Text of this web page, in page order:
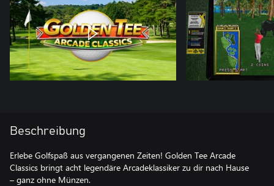
Beschreibung
Erlebe Golfspaß aus vergangenen Zeiten! Golden Tee Arcade
Classics bringt acht legendäre Arcadeklassiker zu dir nach Hause
– ganz ohne Münzen.